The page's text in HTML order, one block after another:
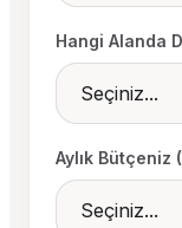
Hangi Alanda
Aylık Bütçeniz